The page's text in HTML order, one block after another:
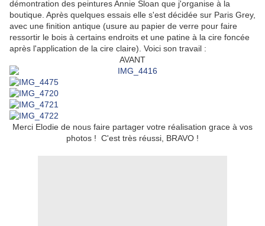
démontration des peintures Annie Sloan que j'organise à la
boutique. Après quelques essais elle s'est décidée sur Paris Grey,
avec une finition antique (usure au papier de verre pour faire
ressortir le bois à certains endroits et une patine à la cire foncée
après l'application de la cire claire). Voici son travail :
AVANT
Merci Elodie de nous faire partager votre réalisation grace à vos
photos ! C'est très réussi, BRAVO !